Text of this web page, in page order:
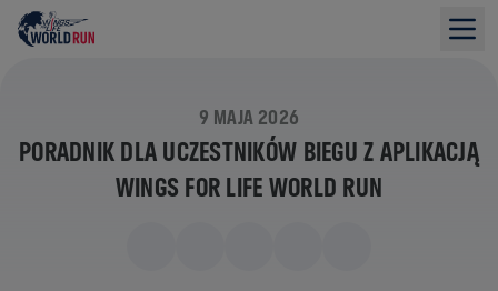
9 MAJA 2026
PORADNIK DLA UCZESTNIKÓW BIEGU Z APLIKACJĄ
WINGS FOR LIFE WORLD RUN